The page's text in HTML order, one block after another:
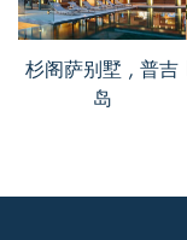
杉阁萨别墅 , 普吉
岛